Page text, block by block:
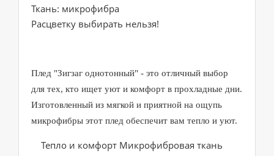
Ткань: микрофибра
Расцветку выбирать нельзя!
Плед "Зигзаг однотонный" - это отличный выбор
для тех, кто ищет уют и комфорт в прохладные дни.
Изготовленный из мягкой и приятной на ощупь
микрофибры этот плед обеспечит вам тепло и уют.
Тепло и комфорт Микрофибровая ткань